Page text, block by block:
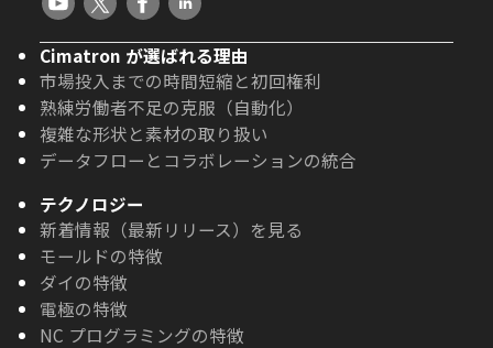
Cimatron が選ばれる理由
市場投入までの時間短縮と初回権利
熟練労働者不足の克服（自動化）
複雑な形状と素材の取り扱い
データフローとコラボレーションの統合
テクノロジー
新着情報（最新リリース）を見る
モールドの特徴
ダイの特徴
電極の特徴
NC プログラミングの特徴